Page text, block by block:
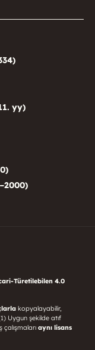
yy)
Türetilebilen 4.0
kopyalayabilir,
Uygun şekilde atıf
aynı lisans